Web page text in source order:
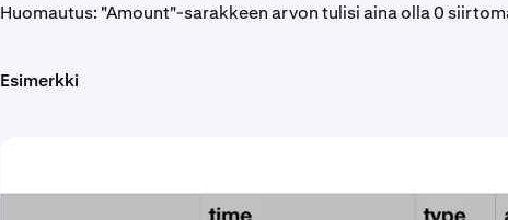
Huomautus: "Amount"-sarakkeen arvon tulisi aina olla 0
Esimerkki